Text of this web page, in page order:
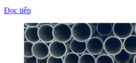
Đọc tiếp